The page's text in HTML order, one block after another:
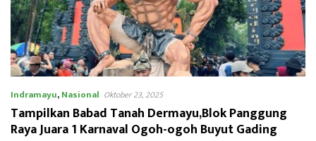
Indramayu,Nasional Oktober 23, 2025
Tampilkan Babad Tanah Dermayu,Blok Panggung
Raya Juara 1 Karnaval Ogoh-ogoh Buyut Gading